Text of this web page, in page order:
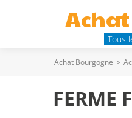
Achat
Tous
Achat Bourgogne >
FERME